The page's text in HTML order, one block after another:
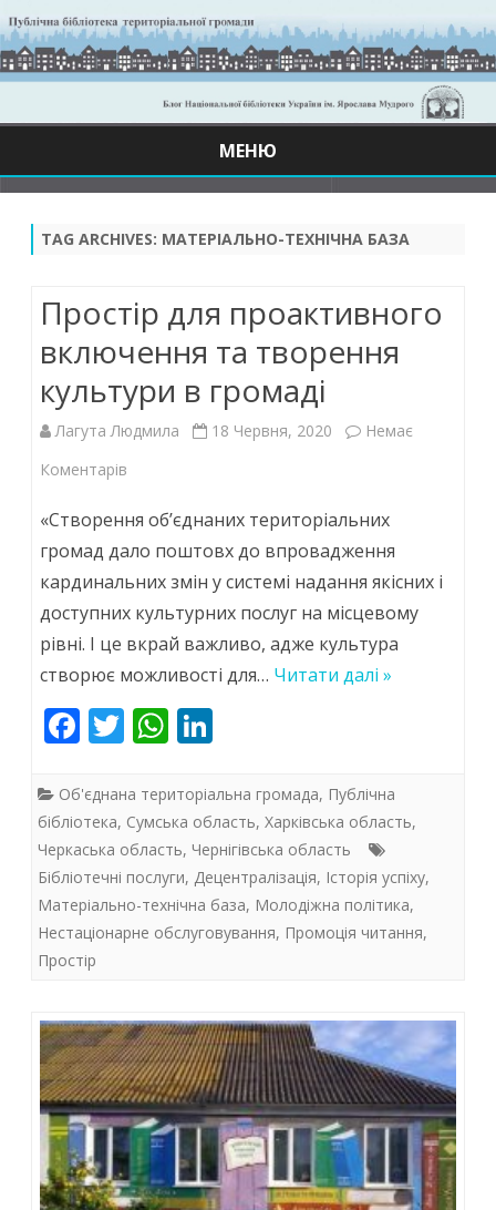
МЕНЮ
TAG ARCHIVES: МАТЕРІАЛЬНО-ТЕХНІЧНА БАЗА
Простір для проактивного
включення та творення
культури в громаді
Лагута Людмила 18 Червня, 2020
Немає
Коментарів
Простір
для
проактивного
включення
культури
громаді
«Створення об’єднаних територіальних
громад дало поштовх до впровадження
кардинальних змін у системі надання якісних і
доступних культурних послуг на місцевому
рівні. І це вкрай важливо, адже культура
створює можливості для… Читати далі »
F
e
b
o
o
k
T
itt
er
W
at
s
A
p
p
k
e
dI
n
Об'єднана територіальна громада, Публічна
бібліотека, Сумська область, Харківська область,
Черкаська область, Чернігівська область
Бібліотечні послуги, Децентралізація, Історія успіху,
Матеріально-технічна база, Молодіжна політика,
Нестаціонарне обслуговування, Промоція читання,
Простір